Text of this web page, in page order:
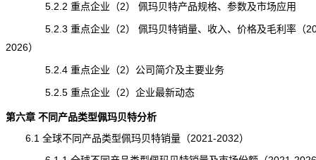
5.2.2 重点企业（2） 佩玛贝特产品规格、参数及市场应用
5.2.3 重点企业（2） 佩玛贝特销量、收入、价格及毛利率（
2026）
5.2.4 重点企业（2）公司简介及主要业务
5.2.5 重点企业（2）企业最新动态
第六章 不同产品类型佩玛贝特分析
6.1 全球不同产品类型佩玛贝特销量（2021-2032）